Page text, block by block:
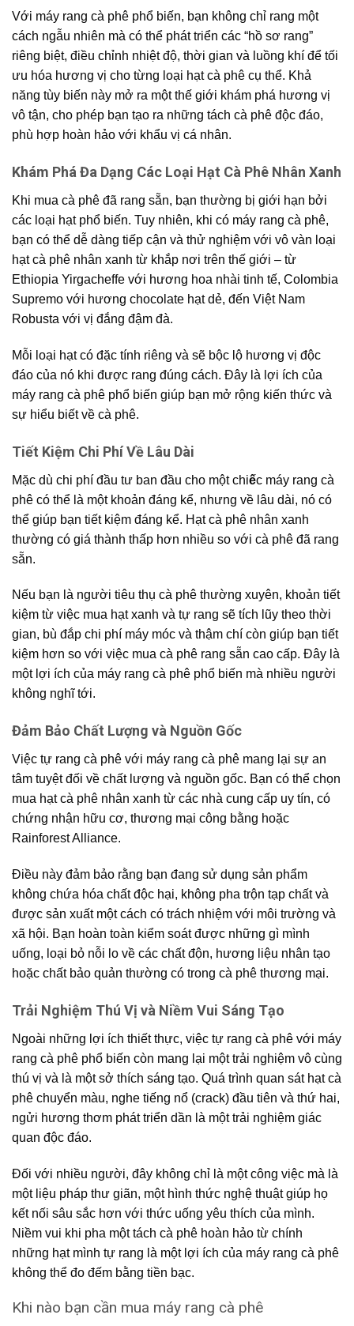
Với máy rang cà phê phổ biến, bạn không chỉ rang một
cách ngẫu nhiên mà có thể phát triển các “hồ sơ rang”
riêng biệt, điều chỉnh nhiệt độ, thời gian và luồng khí để tối
ưu hóa hương vị cho từng loại hạt cà phê cụ thể. Khả
năng tùy biến này mở ra một thế giới khám phá hương vị
vô tận, cho phép bạn tạo ra những tách cà phê độc đáo,
phù hợp hoàn hảo với khẩu vị cá nhân.
Khám Phá Đa Dạng Các Loại Hạt Cà Phê Nhân Xanh
Khi mua cà phê đã rang sẵn, bạn thường bị giới hạn bởi
các loại hạt phổ biến. Tuy nhiên, khi có máy rang cà phê,
bạn có thể dễ dàng tiếp cận và thử nghiệm với vô vàn loại
hạt cà phê nhân xanh từ khắp nơi trên thế giới – từ
Ethiopia Yirgacheffe với hương hoa nhài tinh tế, Colombia
Supremo với hương chocolate hạt dẻ, đến Việt Nam
Robusta với vị đắng đậm đà.
Mỗi loại hạt có đặc tính riêng và sẽ bộc lộ hương vị độc
đáo của nó khi được rang đúng cách. Đây là lợi ích của
máy rang cà phê phổ biến giúp bạn mở rộng kiến thức và
sự hiểu biết về cà phê.
Tiết Kiệm Chi Phí Về Lâu Dài
Mặc dù chi phí đầu tư ban đầu cho một chiếc máy rang cà
phê có thể là một khoản đáng kể, nhưng về lâu dài, nó có
thể giúp bạn tiết kiệm đáng kể. Hạt cà phê nhân xanh
thường có giá thành thấp hơn nhiều so với cà phê đã rang
sẵn.
Nếu bạn là người tiêu thụ cà phê thường xuyên, khoản tiết
kiệm từ việc mua hạt xanh và tự rang sẽ tích lũy theo thời
gian, bù đắp chi phí máy móc và thậm chí còn giúp bạn tiết
kiệm hơn so với việc mua cà phê rang sẵn cao cấp. Đây là
một lợi ích của máy rang cà phê phổ biến mà nhiều người
không nghĩ tới.
Đảm Bảo Chất Lượng và Nguồn Gốc
Việc tự rang cà phê với máy rang cà phê mang lại sự an
tâm tuyệt đối về chất lượng và nguồn gốc. Bạn có thể chọn
mua hạt cà phê nhân xanh từ các nhà cung cấp uy tín, có
chứng nhận hữu cơ, thương mại công bằng hoặc
Rainforest Alliance.
Điều này đảm bảo rằng bạn đang sử dụng sản phẩm
không chứa hóa chất độc hại, không pha trộn tạp chất và
được sản xuất một cách có trách nhiệm với môi trường và
xã hội. Bạn hoàn toàn kiểm soát được những gì mình
uống, loại bỏ nỗi lo về các chất độn, hương liệu nhân tạo
hoặc chất bảo quản thường có trong cà phê thương mại.
Trải Nghiệm Thú Vị và Niềm Vui Sáng Tạo
Ngoài những lợi ích thiết thực, việc tự rang cà phê với máy
rang cà phê phổ biến còn mang lại một trải nghiệm vô cùng
thú vị và là một sở thích sáng tạo. Quá trình quan sát hạt cà
phê chuyển màu, nghe tiếng nổ (crack) đầu tiên và thứ hai,
ngửi hương thơm phát triển dần là một trải nghiệm giác
quan độc đáo.
Đối với nhiều người, đây không chỉ là một công việc mà là
một liệu pháp thư giãn, một hình thức nghệ thuật giúp họ
kết nối sâu sắc hơn với thức uống yêu thích của mình.
Niềm vui khi pha một tách cà phê hoàn hảo từ chính
những hạt mình tự rang là một lợi ích của máy rang cà phê
không thể đo đếm bằng tiền bạc.
Khi nào bạn cần mua máy rang cà phê